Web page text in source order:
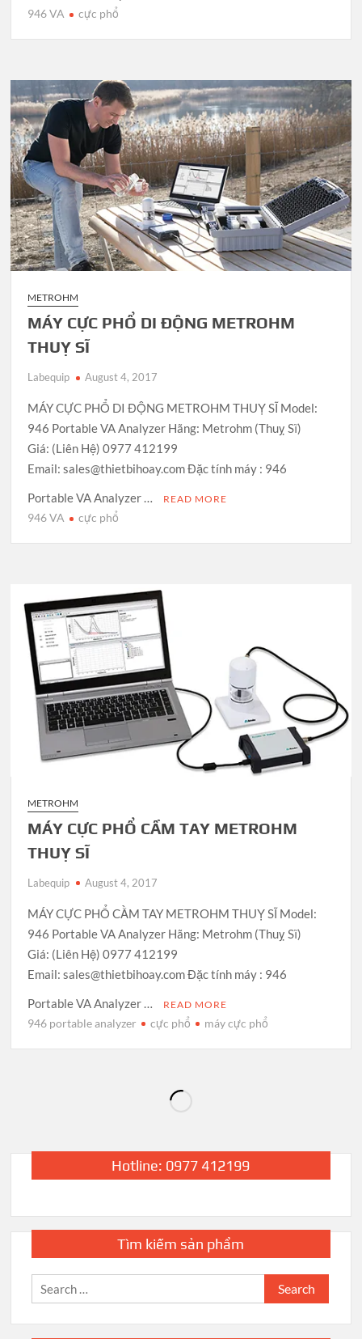
946 VA cực phổ
METROHM
MÁY CỰC PHỔ DI ĐỘNG METROHM
THUỴ SĨ
Labequip August 4, 2017
MÁY CỰC PHỔ DI ĐỘNG METROHM THUỴ SĨ Model:
946 Portable VA Analyzer Hãng: Metrohm (Thuỵ Sĩ)
Giá: (Liên Hệ) 0977 412199
Email: sales@thietbihoay.com Đặc tính máy : 946
Portable VA Analyzer …
READ MORE
946 VA cực phổ
METROHM
MÁY CỰC PHỔ CẦM TAY METROHM
THUỴ SĨ
Labequip August 4, 2017
MÁY CỰC PHỔ CẦM TAY METROHM THUỴ SĨ Model:
946 Portable VA Analyzer Hãng: Metrohm (Thuỵ Sĩ)
Giá: (Liên Hệ) 0977 412199
Email: sales@thietbihoay.com Đặc tính máy : 946
Portable VA Analyzer …
READ MORE
946 portable analyzer cực phổ máy cực phổ
Hotline: 0977 412199
Tìm kiếm sản phẩm
Search
for: